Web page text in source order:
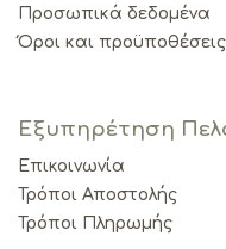
Προσωπικά δεδομένα
Όροι και προϋποθέσεις
Εξυπηρέτηση
Επικοινωνία
Τρόποι Αποστολής
Τρόποι Πληρωμής